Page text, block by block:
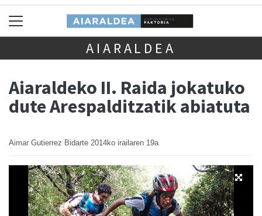
AIARALDEA
Aiaraldeko II. Raida jokatuko
dute Arespalditzatik abiatuta
Aimar Gutierrez Bidarte 2014ko irailaren 19a